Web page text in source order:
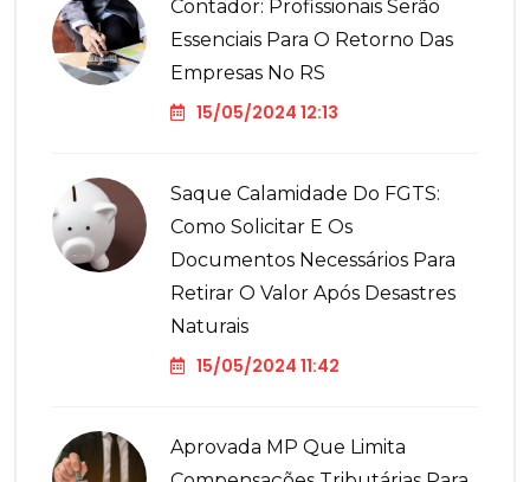
Contador: Profissionais Serão
Essenciais Para O Retorno Das
Empresas No RS
15/05/2024 12:13
Saque Calamidade Do FGTS:
Como Solicitar E Os
Documentos Necessários Para
Retirar O Valor Após Desastres
Naturais
15/05/2024 11:42
Aprovada MP Que Limita